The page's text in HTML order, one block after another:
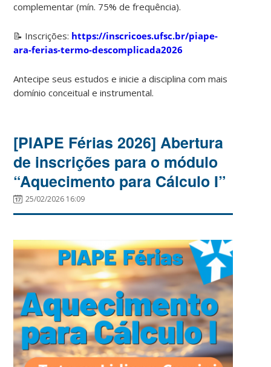
complementar (mín. 75% de frequência).
📝 Inscrições: https://inscricoes.ufsc.br/piape-
ara-ferias-termo-descomplicada2026
Antecipe seus estudos e inicie a disciplina com mais
domínio conceitual e instrumental.
[PIAPE Férias 2026] Abertura
de inscrições para o módulo
“Aquecimento para Cálculo I”
25/02/2026 16:09